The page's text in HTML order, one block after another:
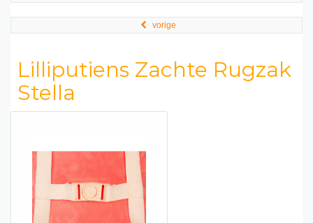
vorige
Lilliputiens Zachte Rugzak
Stella